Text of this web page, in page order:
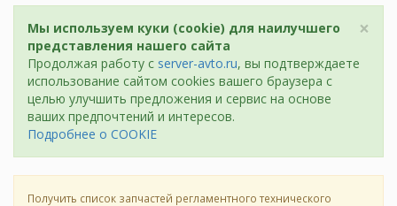
×
Мы используем куки (cookie) для наилучшего
представления нашего сайта
Продолжая работу с server-avto.ru, вы подтверждаете
использование сайтом cookies вашего браузера с
целью улучшить предложения и сервис на основе
ваших предпочтений и интересов.
Подробнее о COOKIE
Получить список запчастей регламентного технического